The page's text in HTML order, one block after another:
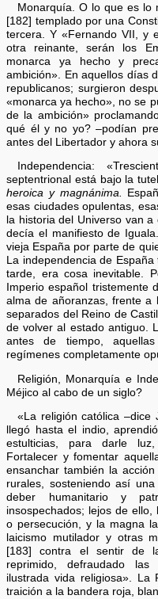
Monarquía. O lo que es lo
[182] templado por una
tercera. Y «Fernando VII, y
otra reinante, serán los
monarca ya hecho y
ambición». En aquellos días
republicanos; surgieron
«monarca ya hecho», no se
de la ambición»
qué él y no yo? –podían
antes del Libertador y ahora
Independencia:
septentrional está bajo la
heroica y magnánima.
esas ciudades opulentas,
la historia del Universo van
decía el manifiesto de
vieja España por parte de
La independencia de
tarde, era cosa inevitable.
Imperio español tristemente
alma de añoranzas, frente a
separados del Reino de
de volver al estado antiguo.
antes de tiempo,
regímenes completamente
Religión, Monarquía e
Méjico al cabo de un siglo?
«La religión católica –dice
llegó hasta el indio,
estulticias, para darle
Fortalecer y fomentar
ensanchar también la
rurales, sosteniendo así
deber humanitario y
insospechados; lejos de
o persecución, y la magna
laicismo mutilador y otras
[183] contra el sentir de
reprimido, defraudado
ilustrada vida religiosa». La
traición a la bandera roja,